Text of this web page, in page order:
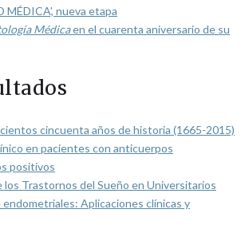
MÉDICA’, nueva etapa
Médicaen el cuarenta aniversario de su
cincuenta años de historia (1665-2015)
en pacientes con anticuerpos
positivos
los Trastornos del Sueño en Universitarios
endometriales: Aplicaciones clínicas y